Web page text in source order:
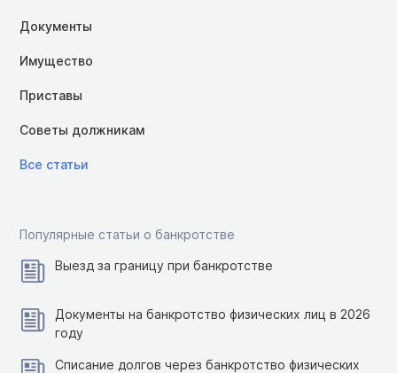
Документы
Имущество
Приставы
Советы должникам
Все статьи
Популярные статьи о банкротстве
Выезд за границу при банкротстве
Документы на банкротство физических лиц в 2026
году
Списание долгов через банкротство физических